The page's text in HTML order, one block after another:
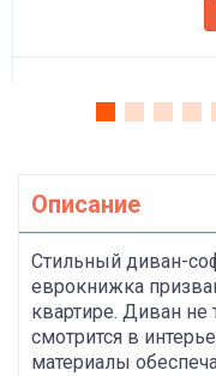
Описание
Стильный диван-
еврокнижка
квартире. Диван не
смотрится в
материалы